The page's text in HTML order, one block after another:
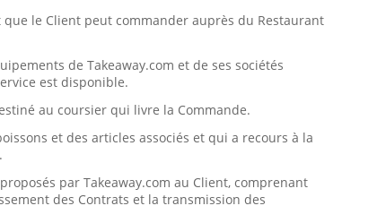
le Client peut commander auprès du Restaurant
de Takeaway.com et de ses sociétés
est disponible.
au coursier qui livre la Commande.
et des articles associés et qui a recours à la
par Takeaway.com au Client, comprenant
des Contrats et la transmission des